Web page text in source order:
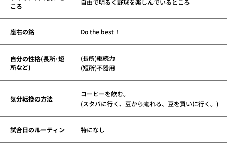
ころ
座右の銘 Do the best！
自分の性格(長所･短
所など)
(長所)継続力
(短所)不器用
気分転換の方法
コーヒーを飲む。
(スタバに行く、豆から淹れる、豆を買いに行く。)
試合日のルーティン 特になし